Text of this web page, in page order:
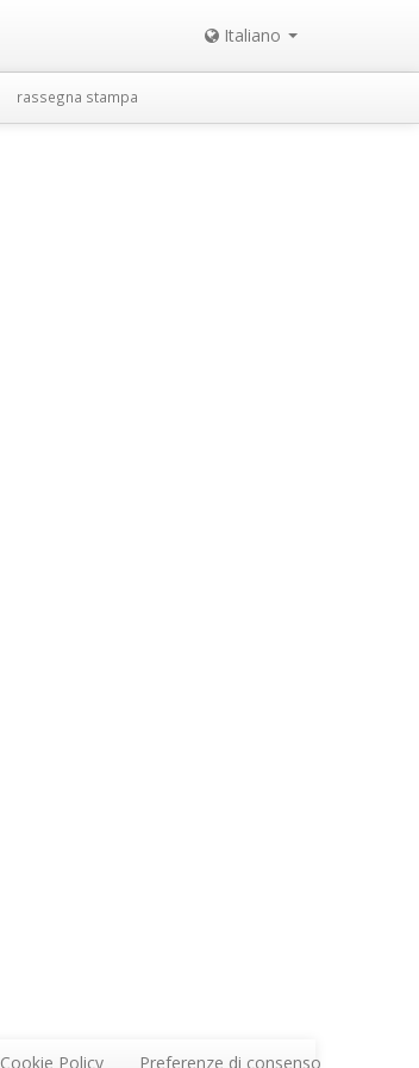
Italiano
rassegna stampa
Cookie Policy Preferenze di consenso